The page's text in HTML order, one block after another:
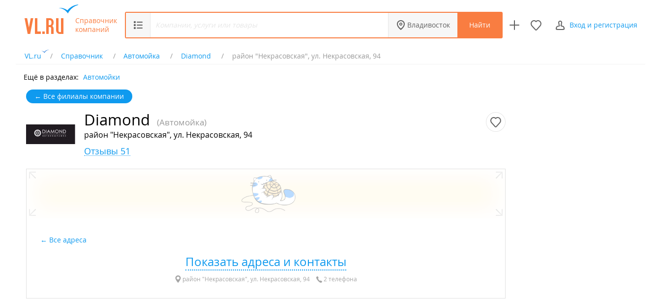
Справочник
компаний
Владивосток Найти Вход и регистрация
VL.ru Справочник Автомойка Diamond район "Некрасовская", ул. Некрасовская, 94
Ещё в разделах: Автомойки
← Все филиалы компании
Diamond (Автомойка)
район "Некрасовская", ул. Некрасовская, 94
Отзывы 51
Все адреса
Показать адреса и контакты
район "Некрасовская", ул. Некрасовская, 94 2 телефона